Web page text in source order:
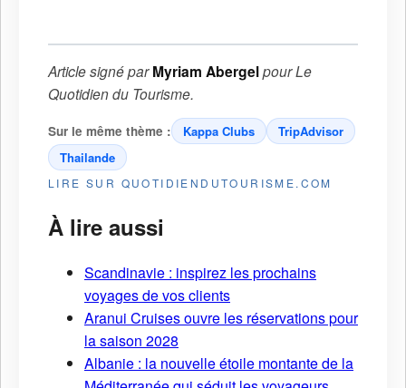
Article signé parMyriam AbergelpourLe
Quotidien du Tourisme.
Sur le même thème : Kappa Clubs
TripAdvisor
Thailande
LIRE SUR QUOTIDIENDUTOURISME.COM
À lire aussi
Scandinavie : inspirez les prochains
voyages de vos clients
Aranui Cruises ouvre les réservations pour
la saison 2028
Albanie : la nouvelle étoile montante de la